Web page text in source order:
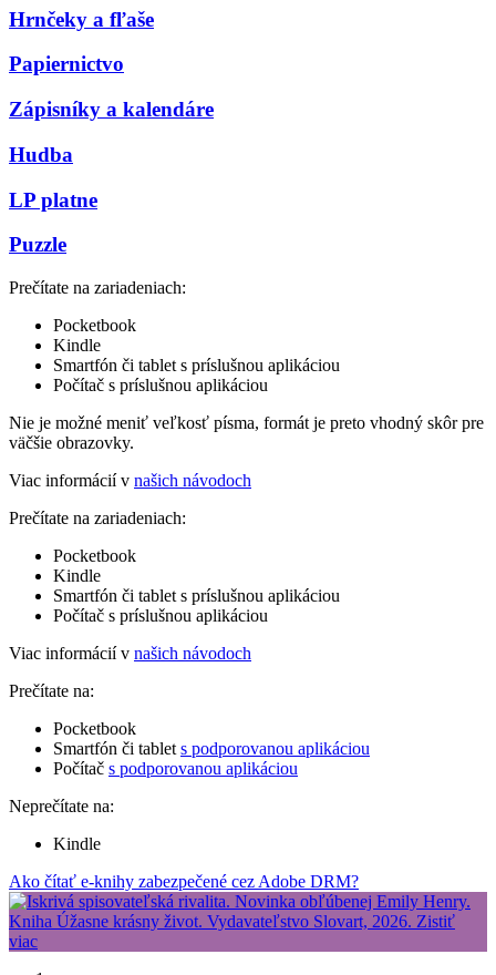
Hrnčeky a fľaše
Papiernictvo
Zápisníky a kalendáre
Hudba
LP platne
Puzzle
Prečítate na zariadeniach:
Pocketbook
Kindle
Smartfón či tablet s príslušnou aplikáciou
Počítač s príslušnou aplikáciou
Nie je možné meniť veľkosť písma, formát je preto vhodný skôr pre
väčšie obrazovky.
Viac informácií v našich návodoch
Prečítate na zariadeniach:
Pocketbook
Kindle
Smartfón či tablet s príslušnou aplikáciou
Počítač s príslušnou aplikáciou
Viac informácií v našich návodoch
Prečítate na:
Pocketbook
Smartfón či tablet s podporovanou aplikáciou
Počítač s podporovanou aplikáciou
Neprečítate na:
Kindle
Ako čítať e-knihy zabezpečené cez Adobe DRM?